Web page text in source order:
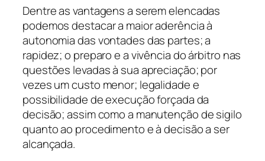
Dentre as vantagens a serem elencadas
podemos destacar a maior aderência à
autonomia das vontades das partes; a
rapidez; o preparo e a vivência do árbitro nas
questões levadas à sua apreciação; por
vezes um custo menor; legalidade e
possibilidade de execução forçada da
decisão; assim como a manutenção de sigilo
quanto ao procedimento e à decisão a ser
alcançada.